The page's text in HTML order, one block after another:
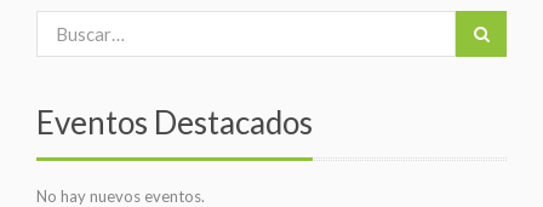
Eventos Destacados
No hay nuevos eventos.